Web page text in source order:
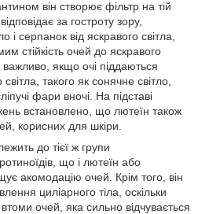
він створює фільтр на тій
за гостроту зору,
і серпанок від яскравого світла,
стійкість очей до яскравого
якщо очі піддаються
такого як сонячне світло,
фари вночі. На підставі
встановлено, що лютеїн також
корисних для шкіри.
до тієї ж групи
що і лютеїн або
акомодацію очей. Крім того, він
циліарного тіла, оскільки
очей, яка сильно відчувається